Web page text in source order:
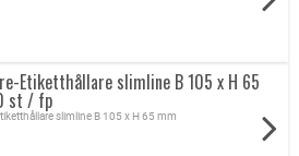
Etiketthållare slimline B 105 x H 65
st / fp
slimline B 105 x H 65 mm